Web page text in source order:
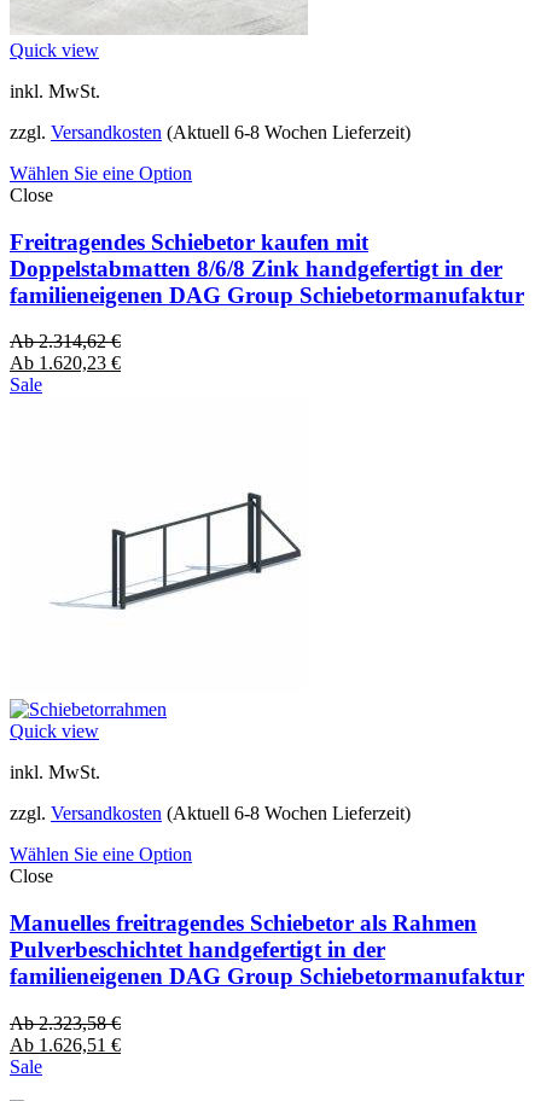
Quick view
inkl. MwSt.
zzgl. Versandkosten (Aktuell 6-8 Wochen Lieferzeit)
Wählen Sie eine Option
Close
Freitragendes Schiebetor kaufen mit
Doppelstabmatten 8/6/8 Zink handgefertigt in der
familieneigenen DAG Group Schiebetormanufaktur
Ab2.314,62€
Ab 1.620,23 €
Sale
Quick view
inkl. MwSt.
zzgl. Versandkosten (Aktuell 6-8 Wochen Lieferzeit)
Wählen Sie eine Option
Close
Manuelles freitragendes Schiebetor als Rahmen
Pulverbeschichtet handgefertigt in der
familieneigenen DAG Group Schiebetormanufaktur
Ab2.323,58€
Ab 1.626,51 €
Sale